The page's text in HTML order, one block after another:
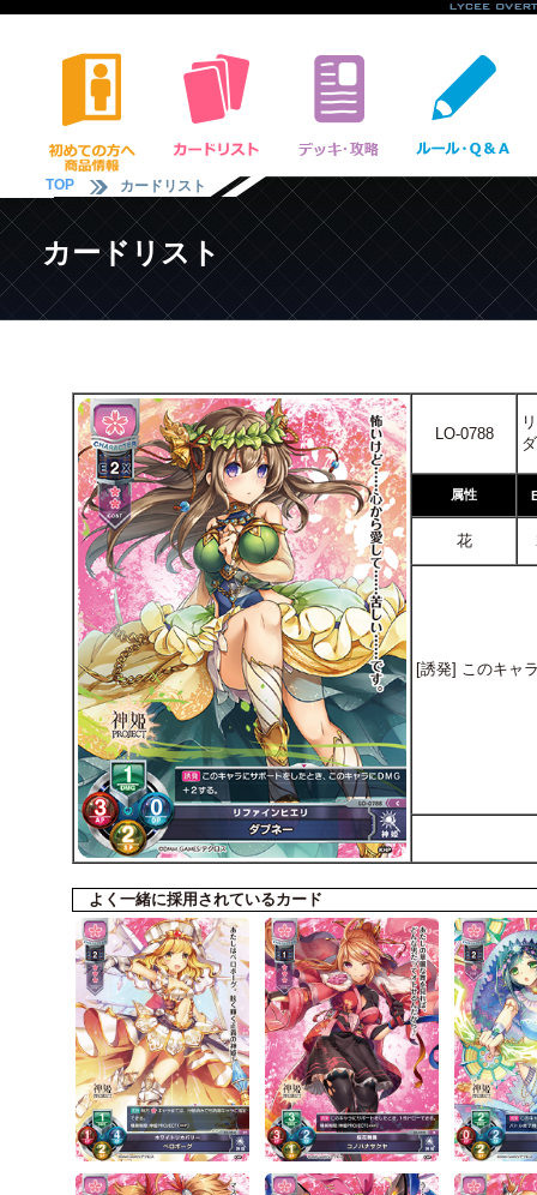
TOP カードリスト
カードリスト
LO-0788
属性
花
[誘発] このキャ
よく一緒に採用されているカード